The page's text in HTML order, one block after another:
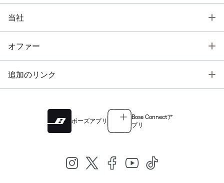
当社
オファー
追加のリンク
ボーズアプリ
Bose Connectア
プリ